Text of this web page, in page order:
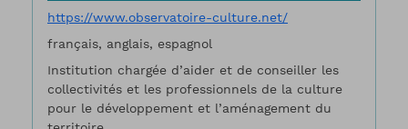
https://www.observatoire-culture.net/
français, anglais, espagnol
Institution chargée d’aider et de conseiller les
collectivités et les professionnels de la culture
pour le développement et l’aménagement du